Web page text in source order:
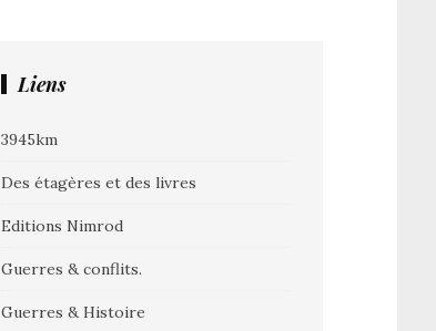
Liens
3945km
Des étagères et des livres
Editions Nimrod
Guerres & conflits.
Guerres & Histoire